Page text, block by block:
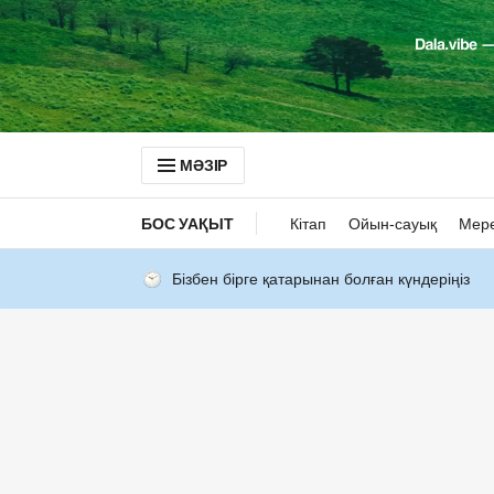
МӘЗІР
БОС УАҚЫТ Кітап Ойын-сауық
Бізбен бірге қатарынан болған күндеріңіз